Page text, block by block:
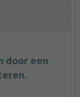
door een